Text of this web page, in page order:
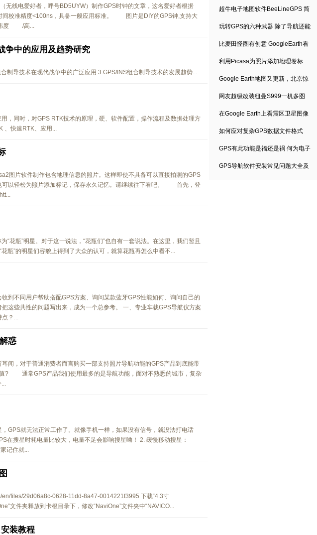
无线电爱好者，呼号BD5UYW）制作GPS时钟的文章，这名爱好者根据
间校准精度<100ns，具备一般应用标准。 图片是DIY的GPS钟,支持大
纬度 /高...
争中的应用及趋势研究
制导技术在现代战争中的广泛应用 3.GPS/INS组合制导技术的发展趋势...
，同时，对GPS RTK技术的原理，硬、软件配置，操作流程及数据处理方
、快速RTK、应用...
图片软件制作包含地理信息的照片。这样即使不具备可以直接拍照的GPS
可以轻松为照片添加标记，保存永久记忆。请继续往下看吧。 首先，登
“花瓶”明星。对于这一说法，“花瓶们”也自有一套说法。在这里，我们暂且
瓶”的明星们容貌上得到了大众的认可，就算花瓶再怎么中看不...
到不同用户帮助搭配GPS方案、询问某款蓝牙GPS性能如何、询问自己的
这些共性的问题写出来，成为一个总参考。 一、专业车载GPS导航仪方案
点？...
惑
闻，对于普通消费者而言购买一部支持照片导航功能的GPS产品到底能带
? 通常GPS产品我们使用最多的是导航功能，面对不熟悉的城市，复杂
GPS就无法正常工作了。就像手机一样，如果没有信号，就没法打电话
在搜星时耗电量比较大，电量不足会影响搜星呦！ 2. 缓慢移动搜星：
记住就...
files/29d06a8c-0628-11dd-8a47-0014221f3995 下载“4.3寸
文件夹释放到卡根目录下，修改“NaviOne”文件夹中“NAVICO...
装教程
超牛电子地图软件BeeLineGPS 简
玩转GPS的六种武器 除了导航还能
比麦田怪圈有创意 GoogleEarth看
利用Picasa为照片添加地理卷标
Google Earth地图又更新，北京惊
网友超级改装纽曼S999一机多图
在Google Earth上看震区卫星图像
如何应对复杂GPS数据文件格式
GPS有此功能是福还是祸 何为电子
GPS导航软件安装常见问题大全及